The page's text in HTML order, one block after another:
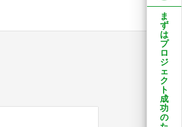
ま
ず
は
プ
ロ
ジ
ェ
ク
ト
成
功
の